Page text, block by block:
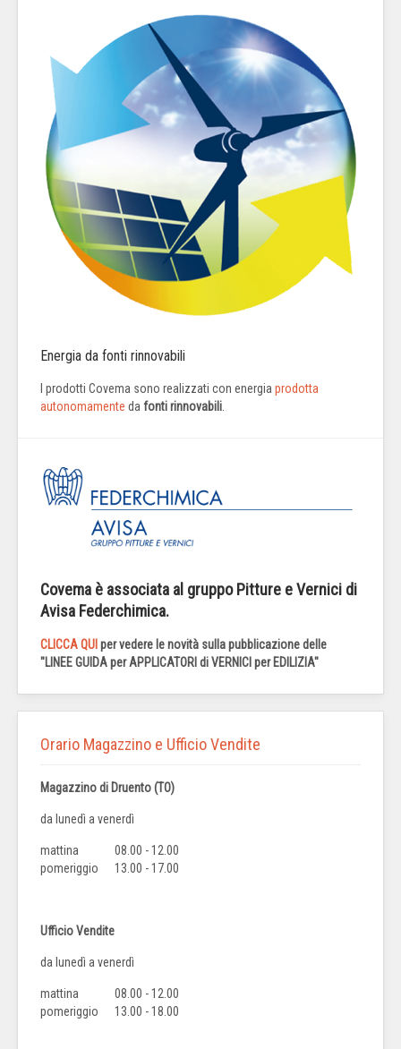
Energia da fonti rinnovabili
I prodotti Covema sono realizzati con energia prodotta
autonomamente da fonti rinnovabili.
Covema è associata al gruppo Pitture e Vernici di
Avisa Federchimica.
CLICCA QUI per vedere le novità sulla pubblicazione delle
"LINEE GUIDA per APPLICATORI di VERNICI per EDILIZIA"
Orario Magazzino e Ufficio Vendite
Magazzino di Druento (TO)
da lunedì a venerdì
mattina
08.00 - 12.00
pomeriggio
13.00 - 17.00
Ufficio Vendite
da lunedì a venerdì
mattina
08.00 - 12.00
pomeriggio
13.00 - 18.00